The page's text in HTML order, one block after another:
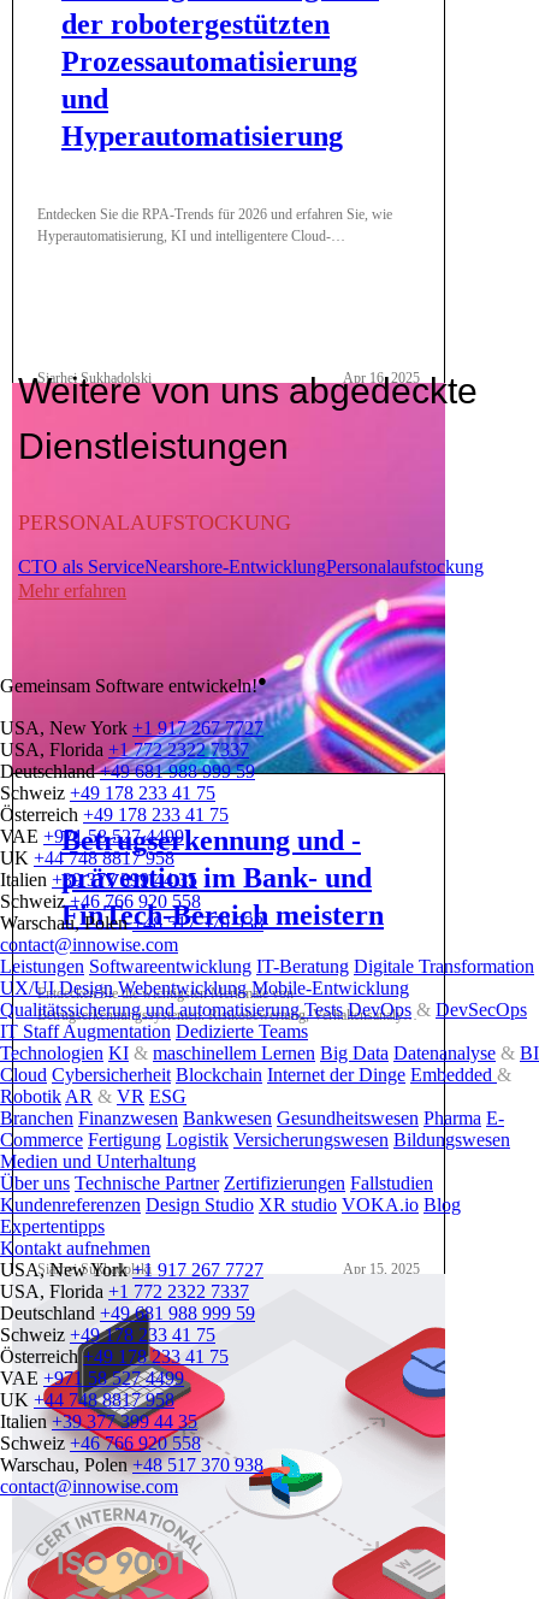
der robotergestützten
Prozessautomatisierung
und
Hyperautomatisierung
Entdecken Sie die RPA-Trends für 2026 und erfahren Sie, wie
Hyperautomatisierung, KI und intelligentere Cloud-
Siarhei Sukhadolski Apr 16, 2025
Betrugserkennung und -
prävention im Bank- und
FinTech-Bereich meistern
Entdecken Sie die wichtigsten Merkmale von
Betrugserkennungssystemen: Risikobewertung, Verhaltensanalyse
und Echtzeitwarnungen.
Siarhei Sukhadolski Apr 15, 2025
Weitere von uns abgedeckte
Dienstleistungen
PERSONALAUFSTOCKUNG
CTO als ServiceNearshore-EntwicklungPersonalaufstockung
Mehr erfahren
Gemeinsam Software entwickeln!●
USA, New York +1 917 267 7727
USA, Florida +1 772 2322 7337
Deutschland +49 681 988 999 59
Schweiz +49 178 233 41 75
Österreich +49 178 233 41 75
VAE +971 58 527 4499
UK +44 748 8817 958
Italien +39 377 399 44 35
Schweiz +46 766 920 558
Warschau, Polen +48 517 370 938
contact@innowise.com
Leistungen Softwareentwicklung IT-Beratung Digitale Transformation
UX/UI Design Webentwicklung Mobile-Entwicklung
Qualitätssicherung und automatisierung Tests DevOps & DevSecOps
IT Staff Augmentation Dedizierte Teams
Technologien KI & maschinellem Lernen Big Data Datenanalyse & BI
Cloud Cybersicherheit Blockchain Internet der Dinge Embedded &
Robotik AR & VR ESG
Branchen Finanzwesen Bankwesen Gesundheitswesen Pharma E-
Commerce Fertigung Logistik Versicherungswesen Bildungswesen
Medien und Unterhaltung
Über uns Technische Partner Zertifizierungen Fallstudien
Kundenreferenzen Design Studio XR studio VOKA.io Blog
Expertentipps
Kontakt aufnehmen
USA, New York +1 917 267 7727
USA, Florida +1 772 2322 7337
Deutschland +49 681 988 999 59
Schweiz +49 178 233 41 75
Österreich +49 178 233 41 75
VAE +971 58 527 4499
UK +44 748 8817 958
Italien +39 377 399 44 35
Schweiz +46 766 920 558
Warschau, Polen +48 517 370 938
contact@innowise.com